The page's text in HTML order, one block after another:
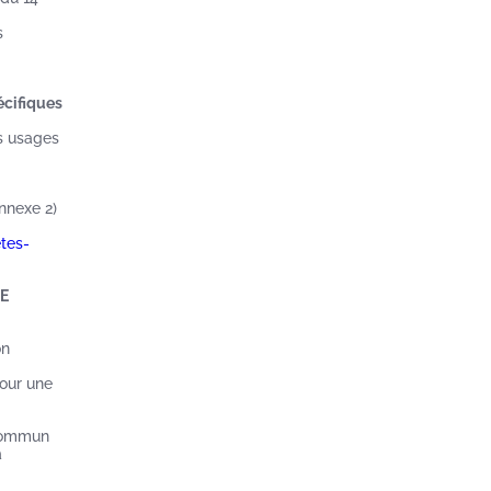
usages
2)
une